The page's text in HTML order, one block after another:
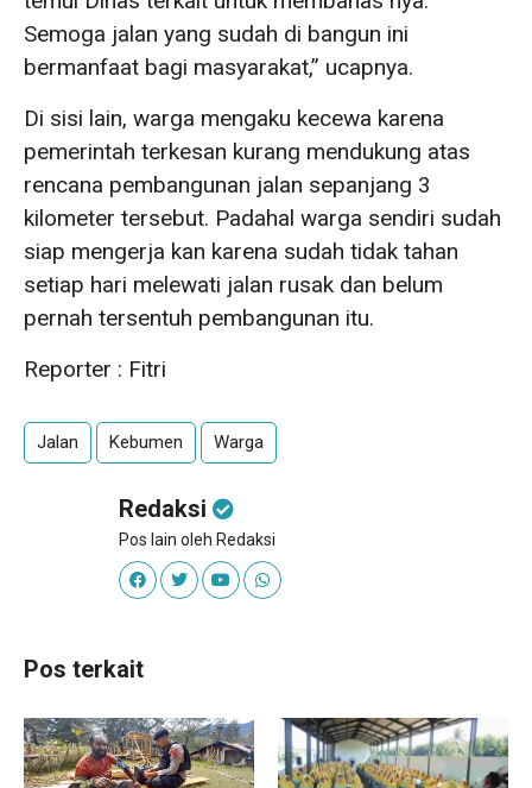
Semoga jalan yang sudah di bangun ini
bermanfaat bagi masyarakat,” ucapnya.
Di sisi lain, warga mengaku kecewa karena
pemerintah terkesan kurang mendukung atas
rencana pembangunan jalan sepanjang 3
kilometer tersebut. Padahal warga sendiri sudah
siap mengerja kan karena sudah tidak tahan
setiap hari melewati jalan rusak dan belum
pernah tersentuh pembangunan itu.
Reporter : Fitri
Jalan Kebumen Warga
Redaksi
Pos lain oleh Redaksi
Pos terkait